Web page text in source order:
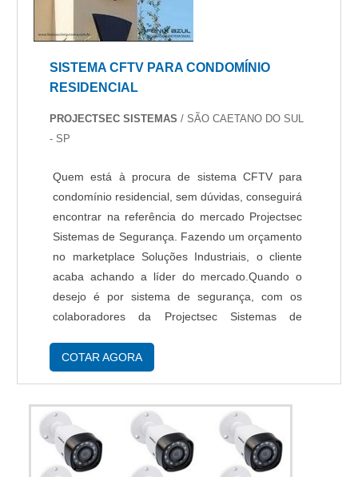
SISTEMA CFTV PARA CONDOMÍNIO
RESIDENCIAL
PROJECTSEC SISTEMAS/ SÃO CAETANO DO SUL
- SP
Quem está à procura de sistema CFTV para
condomínio residencial, sem dúvidas, conseguirá
encontrar na referência do mercado Projectsec
Sistemas de Segurança. Fazendo um orçamento
no marketplace Soluções Industriais, o cliente
acaba achando a líder do mercado.Quando o
desejo é por sistema de segurança, com os
colaboradores da Projectsec Sistemas de
com assessoria técnica especializada.A
EMPRES...
COTAR AGORA